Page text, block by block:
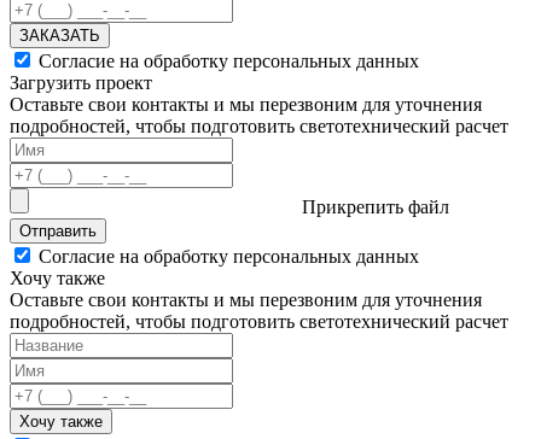
ЗАКАЗАТЬ
Согласие на обработку персональных данных
Загрузить проект
Оставьте свои контакты и мы перезвоним для уточнения
подробностей, чтобы подготовить светотехнический расчет
Прикрепить файл
Отправить
Согласие на обработку персональных данных
Хочу также
Оставьте свои контакты и мы перезвоним для уточнения
подробностей, чтобы подготовить светотехнический расчет
Хочу также